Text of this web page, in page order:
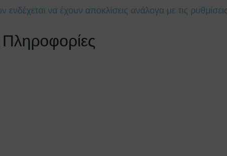
να έχουν αποκλίσεις ανάλογα με τις